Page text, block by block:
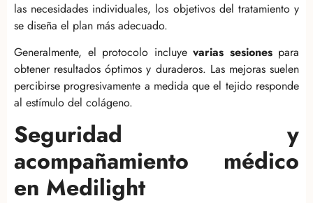
las necesidades individuales, los objetivos del tratamiento y
se diseña el plan más adecuado.
Generalmente, el protocolo incluye varias sesionespara
obtener resultados óptimos y duraderos. Las mejoras suelen
percibirse progresivamente a medida que el tejido responde
al estímulo del colágeno.
Seguridad y
acompañamiento médico
en Medilight